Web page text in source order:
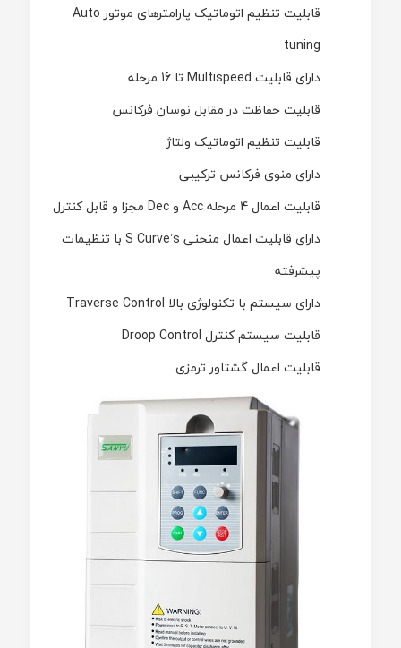
قابلیت تنظیم اتوماتیک پارامترهای موتور Auto
tuning
دارای قابلیت Multispeedتا 16 مرحله
قابلیت حفاظت در مقابل نوسان فرکانس
قابلیت تنظیم اتوماتیک ولتاژ
دارای منوی فرکانس ترکیبی
قابلیت اعمال 4 مرحله
AccوDecمجزا و قابل کنترل
دارای قابلیت اعمال منحنی S Curve’sبا تنظیمات
پیشرفته
دارای سیستم با تکنولوژی بالا Traverse Control
قابلیت سیستم کنترل Droop Control
قابلیت اعمال گشتاور ترمزی